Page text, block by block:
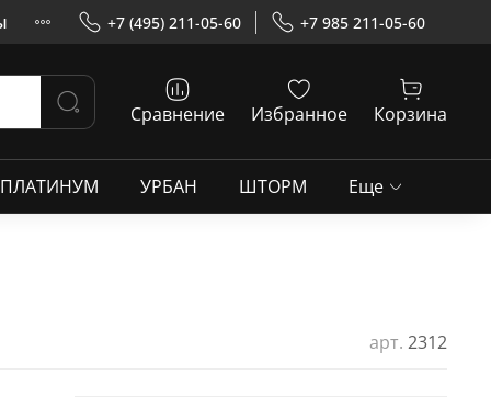
+7 (495) 211-05-60 +7 985 211-05-60
Сравнение Избранное Корзина
ПЛАТИНУМ УРБАН ШТОРМ Еще
арт. 2312